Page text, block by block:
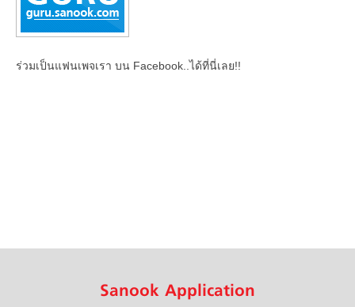
ร่วมเป็นแฟนเพจเรา บน Facebook..ได้ที่นี่เลย!!
Sanook Application